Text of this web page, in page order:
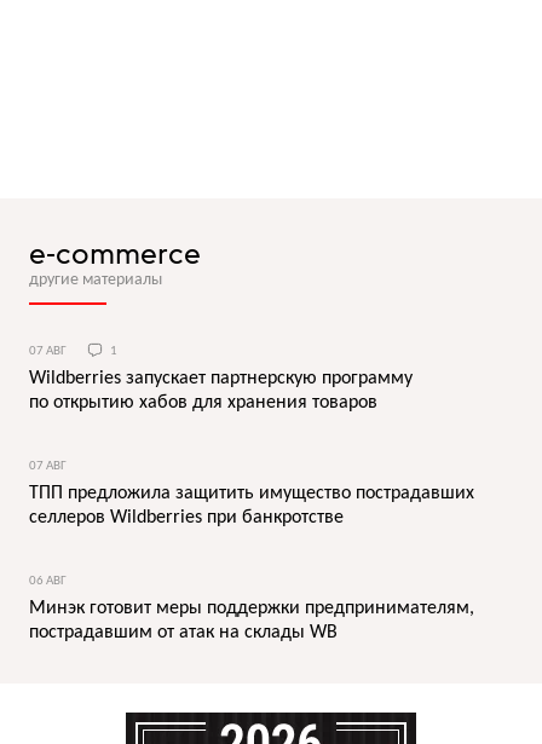
e-commerce
другие материалы
07 АВГ 1
Wildberries запускает партнерскую программу
по открытию хабов для хранения товаров
07 АВГ
ТПП предложила защитить имущество пострадавших
селлеров Wildberries при банкротстве
06 АВГ
Минэк готовит меры поддержки предпринимателям,
пострадавшим от атак на склады WB